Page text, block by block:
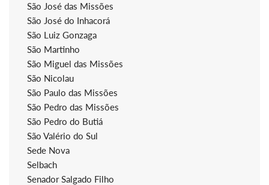
São José das Missões
São José do Inhacorá
São Luiz Gonzaga
São Martinho
São Miguel das Missões
São Nicolau
São Paulo das Missões
São Pedro das Missões
São Pedro do Butiá
São Valério do Sul
Sede Nova
Selbach
Senador Salgado Filho